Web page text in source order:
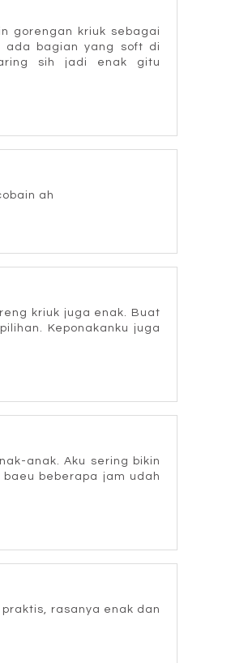
gorengan kriuk sebagai
ada bagian yang soft di
sih jadi enak gitu
ah
kriuk juga enak. Buat
Keponakanku juga
anak. Aku sering bikin
beberapa jam udah
rasanya enak dan